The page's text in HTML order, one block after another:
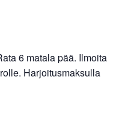
6 matala pää. Ilmoita
Harjoitusmaksulla